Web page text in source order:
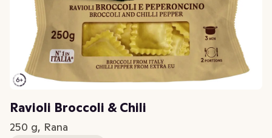
Ravioli Broccoli & Chili
250 g, Rana